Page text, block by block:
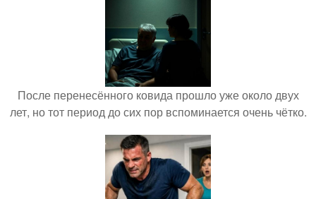
После перенесённого ковида прошло уже около двух
лет, но тот период до сих пор вспоминается очень чётко.